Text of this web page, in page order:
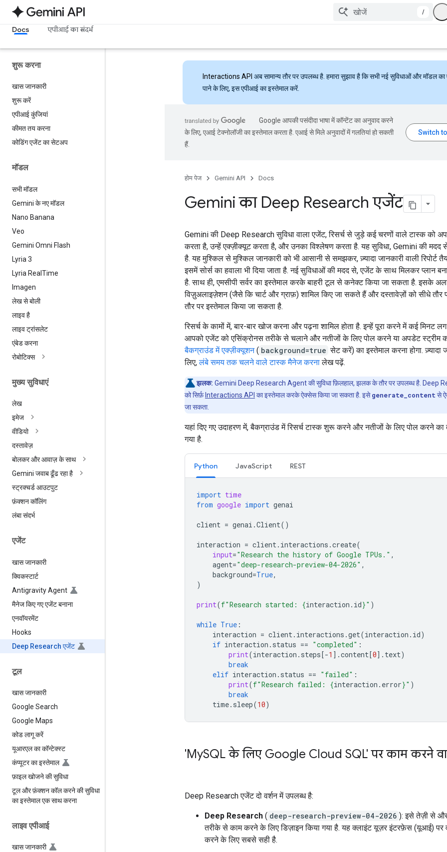
/
Docs एपीआई का संदर्भ
शुरू करना
खास जानकारी
शुरू करें
एपीआई कुंजियां
कीमत तय करना
कोडिंग एजेंट का सेटअप
मॉडल
सभी मॉडल
Gemini के नए मॉडल
Nano Banana
Veo
Gemini Omni Flash
Lyria 3
Lyria Real Time
Imagen
लेख से बोली
लाइव है
लाइव ट्रांसलेट
एंबेड करना
रोबोटिक्स
मुख्य सुविधाएं
लेख
इमेज
वीडियो
दस्तावेज़
बोलकर और आवाज़ के साथ
Gemini जवाब ढूँढ रहा है
स्ट्रक्चर्ड आउटपुट
फ़ंक्शन कॉलिंग
लंबा संदर्भ
एजेंट
खास जानकारी
क्विकस्टार्ट
Antigravity Agent
मैनेज किए गए एजेंट बनाना
एनवॉयरमेंट
Hooks
Deep Research एजेंट
टूल
खास जानकारी
Google Search
Google Maps
कोड लागू करें
यूआरएल का कॉन्टेक्स्ट
कंप्यूटर का इस्तेमाल
फ़ाइल खोजने की सुविधा
टूल और फ़ंक्शन कॉल करने की सुविधा
का इस्तेमाल एक साथ करना
लाइव एपीआई
खास जानकारी
Interactions API अब सामान्य तौर पर उपलब्ध है. हमारा सुझाव है कि सभी नई सुविधाओं और मॉडल
पाने के लिए, इस एपीआई का इस्तेमाल करें.
Google आपकी पसंदीदा भाषा में कॉन्टेंट का अनुवाद करने
के लिए, एआई टेक्नोलॉजी का इस्तेमाल करता है. एआई से मिले अनुवादों में गलतियां हो सकती
हैं.
होम पेज Gemini API Docs
Gemini का Deep Research एजेंट
Gemini की Deep Research सुविधा वाला एजेंट, रिसर्च से जुड़े कई चरणों वाले टास्क को
करता है, उन्हें एक्ज़ीक्यूट करता है, और उनका विश्लेषण करता है. यह सुविधा, Gemini की मदद
है. यह मुश्किल से मुश्किल जानकारी को भी आसानी से समझकर, ज़्यादा जानकारी वाली रिपोर्ट
इसमें सोर्स का हवाला भी दिया जाता है. नई सुविधाओं की मदद से, एजेंट के साथ मिलकर प्लान
है. साथ ही, एमसीपी सर्वर का इस्तेमाल करके बाहरी टूल से कनेक्ट किया जा सकता है. इसके
विज़ुअलाइज़ेशन (जैसे कि चार्ट और ग्राफ़) शामिल किए जा सकते हैं और दस्तावेज़ों को सीधे तौर
तौर पर इस्तेमाल किया जा सकता है.
रिसर्च के कामों में, बार-बार खोज करना और पढ़ना शामिल होता है. इन्हें पूरा करने में कई मिनट
आपको एजेंट को एसिंक्रोनस तरीके से चलाने और नतीजों के लिए पोल करने या अपडेट स्ट्रीम
बैकग्राउंड में एक्ज़ीक्यूशन( background=true सेट करें) का इस्तेमाल करना होगा. ज़्यादा
लिए,लंबे समय तक चलने वाले टास्क मैनेज करनालेख पढ़ें.
झलक: Gemini Deep Research Agent की सुविधा फ़िलहाल, झलक के तौर पर उपलब्ध है. Deep
को सिर्फ़ Interactions API का इस्तेमाल करके ऐक्सेस किया जा सकता है. इसेgenerate_content से
जा सकता.
यहां दिए गए उदाहरण में, बैकग्राउंड में रिसर्च टास्क शुरू करने और नतीजों के लिए पोल करने का
गया है.
Python JavaScript REST
import time
from google import genai
client = genai .Client()
interaction = client. interactions .create(
input="Research the history of Google TPUs." ,
agent="deep-research-preview-04-2026" ,
background=True,
)
print(f"Research started: {interaction . id}" )
while True :
interaction = client. interactions .get(interaction . id)
if interaction . status == "completed" :
print(interaction . steps[-1 ] .content[0] . text)
break
elif interaction . status == "failed" :
print(f"Research failed: {interaction . error}" )
break
time. sleep(10)
'MySQL के लिए Google Cloud SQL' पर काम करने
Deep Research एजेंट दो वर्शन में उपलब्ध है:
Deep Research ( deep-research-preview-04-2026 ): इसे तेज़ी से
तरीके से काम करने के लिए डिज़ाइन किया गया है. यह क्लाइंट यूज़र इंटरफ़ेस (यूआई) पर
करने के लिए सबसे सही है.